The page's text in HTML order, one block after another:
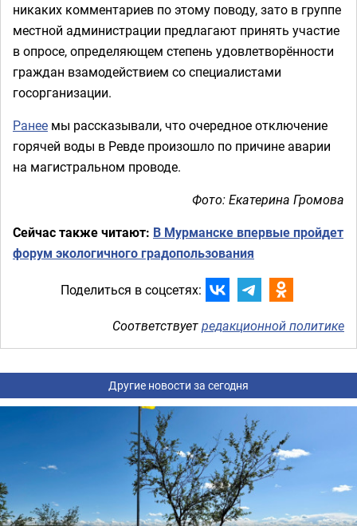
никаких комментариев по этому поводу, зато в группе
местной администрации предлагают принять участие
в опросе, определяющем степень удовлетворённости
граждан взамодействием со специалистами
госорганизации.
Ранее мы рассказывали, что очередное отключение
горячей воды в Ревде произошло по причине аварии
на магистральном проводе.
Фото: Екатерина Громова
Сейчас также читают: В Мурманске впервые пройдет
форум экологичного градопользования
Поделиться в соцсетях:
Соответствуетредакционной политике
Другие новости за сегодня